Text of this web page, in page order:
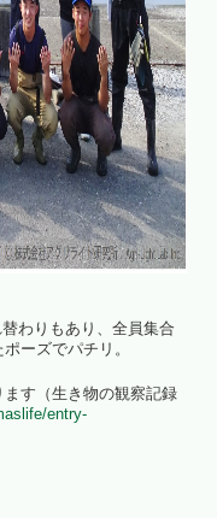
わりもあり、全員集合
ーズでパチリ。
す（生き物の観察記録
entry-